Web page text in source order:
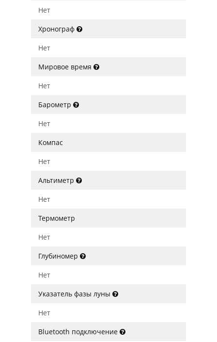
Нет
Хронограф
Нет
Мировое время
Нет
Барометр
Нет
Компас
Нет
Альтиметр
Нет
Термометр
Нет
Глубиномер
Нет
Указатель фазы луны
Нет
Bluetooth подключение